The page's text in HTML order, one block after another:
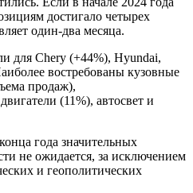
достигало четырех
один-два месяца.
для Chery (+44%), Hyundai,
востребованы кузовные
продаж),
(11%), автосвет и
года значительных
не ожидается, за исключением
и геополитических